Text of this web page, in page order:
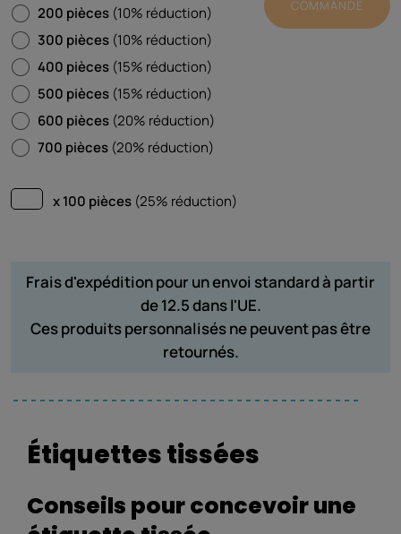
200 pièces (10% réduction)
300 pièces (10% réduction)
400 pièces (15% réduction)
500 pièces (15% réduction)
600 pièces (20% réduction)
700 pièces (20% réduction)
x 100 pièces (25% réduction)
COMMANDE
Frais d'expédition pour un envoi standard à partir
de 12.5 dans l'UE.
Ces produits personnalisés ne peuvent pas être
retournés.
Étiquettes tissées
Conseils pour concevoir une